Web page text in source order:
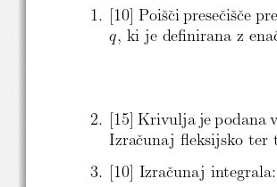
1. [10] Poisci presecisce
q, ki je de nirana z
2. [15] Krivulja je podana
Izracunaj  eksijsko
3. [10] Izracunaj integrala: